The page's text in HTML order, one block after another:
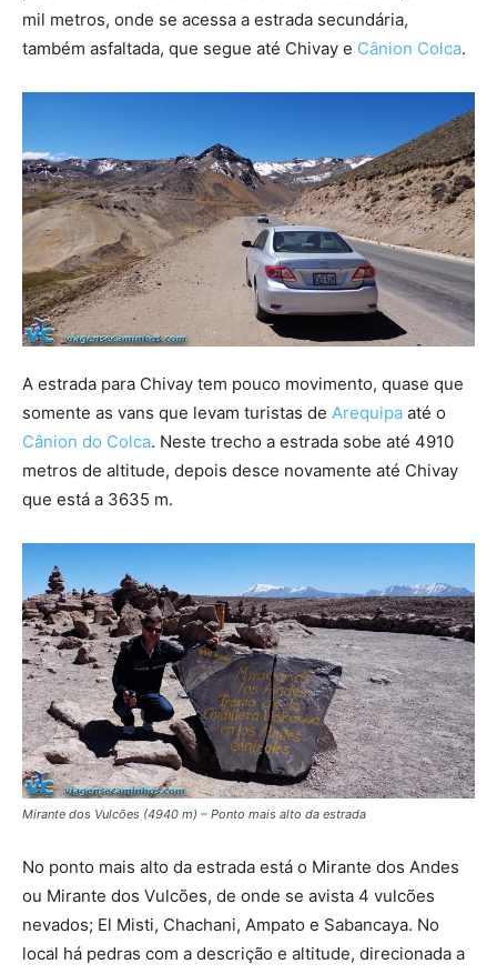
mil metros, onde se acessa a estrada secundária,
também asfaltada, que segue até Chivay e Cânion Colca.
A estrada para Chivay tem pouco movimento, quase que
somente as vans que levam turistas de Arequipa até o
Cânion do Colca. Neste trecho a estrada sobe até 4910
metros de altitude, depois desce novamente até Chivay
que está a 3635 m.
Mirante dos Vulcões (4940 m) – Ponto mais alto da estrada
No ponto mais alto da estrada está o Mirante dos Andes
ou Mirante dos Vulcões, de onde se avista 4 vulcões
nevados; El Misti, Chachani, Ampato e Sabancaya. No
local há pedras com a descrição e altitude, direcionada a